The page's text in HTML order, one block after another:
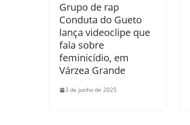
Grupo de rap
Conduta do Gueto
lança videoclipe que
fala sobre
feminicídio, em
Várzea Grande
3 de junho de 2025